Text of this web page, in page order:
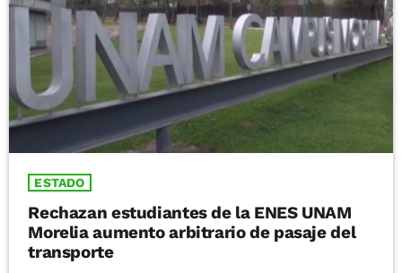
ESTADO
Rechazan estudiantes de la ENES UNAM
Morelia aumento arbitrario de pasaje del
transporte